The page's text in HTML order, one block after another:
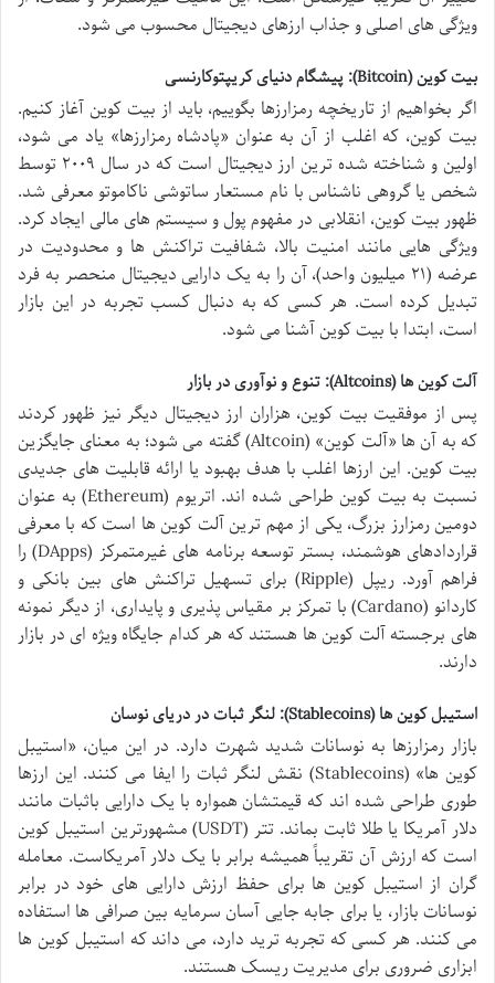
ویژگی های اصلی و جذاب ارزهای دیجیتال محسوب می شود.
بیت کوین (Bitcoin): پیشگام دنیای کریپتوکارنسی
اگر بخواهیم از تاریخچه رمزارزها بگوییم، باید از بیت کوین آغاز کنیم.
بیت کوین، که اغلب از آن به عنوان «پادشاه رمزارزها» یاد می شود،
اولین و شناخته شده ترین ارز دیجیتال است که در سال ۲۰۰۹ توسط
شخص یا گروهی ناشناس با نام مستعار ساتوشی ناکاموتو معرفی شد.
ظهور بیت کوین، انقلابی در مفهوم پول و سیستم های مالی ایجاد کرد.
ویژگی هایی مانند امنیت بالا، شفافیت تراکنش ها و محدودیت در
عرضه (۲۱ میلیون واحد)، آن را به یک دارایی دیجیتال منحصر به فرد
تبدیل کرده است. هر کسی که به دنبال کسب تجربه در این بازار
است، ابتدا با بیت کوین آشنا می شود.
آلت کوین ها (Altcoins): تنوع و نوآوری در بازار
پس از موفقیت بیت کوین، هزاران ارز دیجیتال دیگر نیز ظهور کردند
که به آن ها «آلت کوین» (Altcoin) گفته می شود؛ به معنای جایگزین
بیت کوین. این ارزها اغلب با هدف بهبود یا ارائه قابلیت های جدیدی
نسبت به بیت کوین طراحی شده اند. اتریوم (Ethereum) به عنوان
دومین رمزارز بزرگ، یکی از مهم ترین آلت کوین ها است که با معرفی
قراردادهای هوشمند، بستر توسعه برنامه های غیرمتمرکز (DApps) را
فراهم آورد. ریپل (Ripple) برای تسهیل تراکنش های بین بانکی و
کاردانو (Cardano) با تمرکز بر مقیاس پذیری و پایداری، از دیگر نمونه
های برجسته آلت کوین ها هستند که هر کدام جایگاه ویژه ای در بازار
دارند.
استیبل کوین ها (Stablecoins): لنگر ثبات در دریای نوسان
بازار رمزارزها به نوسانات شدید شهرت دارد. در این میان، «استیبل
کوین ها» (Stablecoins) نقش لنگر ثبات را ایفا می کنند. این ارزها
طوری طراحی شده اند که قیمتشان همواره با یک دارایی باثبات مانند
دلار آمریکا یا طلا ثابت بماند. تتر (USDT) مشهورترین استیبل کوین
است که ارزش آن تقریباً همیشه برابر با یک دلار آمریکاست. معامله
گران از استیبل کوین ها برای حفظ ارزش دارایی های خود در برابر
نوسانات بازار، یا برای جابه جایی آسان سرمایه بین صرافی ها استفاده
می کنند. هر کسی که تجربه ترید دارد، می داند که استیبل کوین ها
ابزاری ضروری برای مدیریت ریسک هستند.